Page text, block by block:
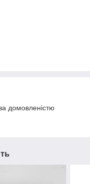
домовленістю